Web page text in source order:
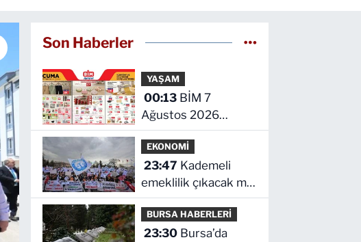
Son Haberler
YAŞAM
00:13
Ağustos 2026
kataloğu yayımlandı!
İşte indirimli ürünler
ve fiyatları
EKONOMİ
23:47
emeklilik çıkacak mı?
Kademeli emeklilikte
son durum ne!
BURSA HABERLERİ
23:30